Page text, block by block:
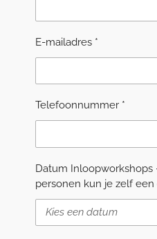
E-mailadres *
Telefoonnummer *
Datum Inloopworkshops
personen kun je zelf een